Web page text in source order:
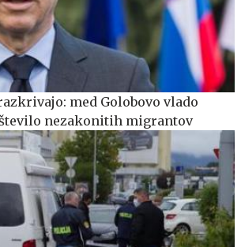
med Golobovo vlado
nezakonitih migrantov